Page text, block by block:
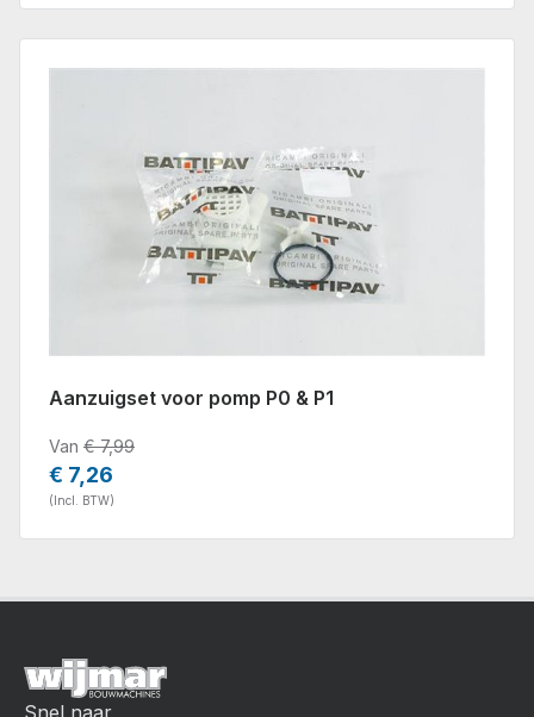
Aanzuigset voor pomp P0 & P1
Van € 7,99
€ 7,26
(Incl. BTW)